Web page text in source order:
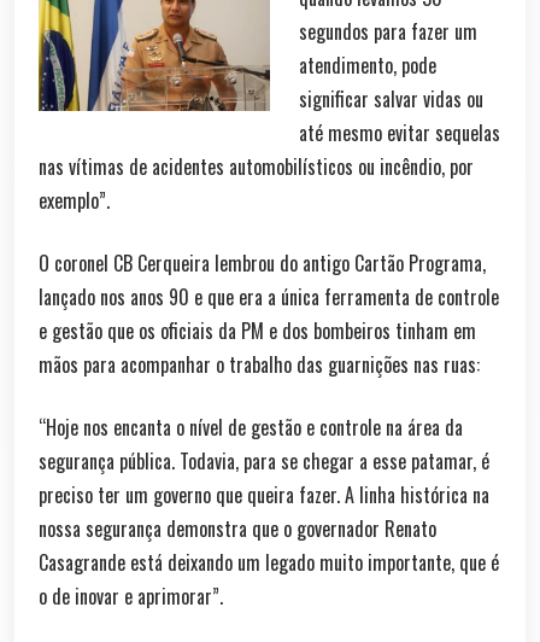
segundos para fazer um
atendimento, pode
significar salvar vidas ou
até mesmo evitar sequelas
nas vítimas de acidentes automobilísticos ou incêndio, por
exemplo”.
O coronel CB Cerqueira lembrou do antigo Cartão Programa,
lançado nos anos 90 e que era a única ferramenta de controle
e gestão que os oficiais da PM e dos bombeiros tinham em
mãos para acompanhar o trabalho das guarnições nas ruas:
“Hoje nos encanta o nível de gestão e controle na área da
segurança pública. Todavia, para se chegar a esse patamar, é
preciso ter um governo que queira fazer. A linha histórica na
nossa segurança demonstra que o governador Renato
Casagrande está deixando um legado muito importante, que é
o de inovar e aprimorar”.